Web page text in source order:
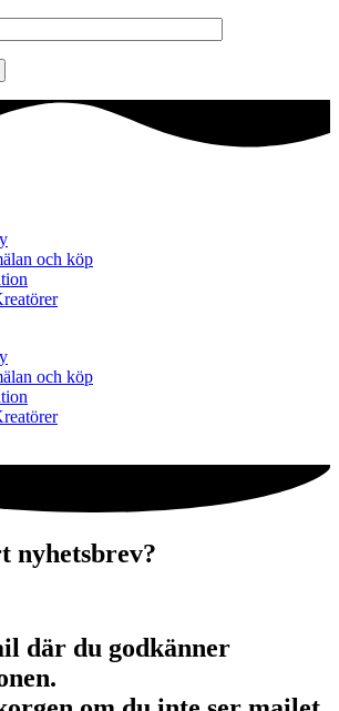
och köp
och köp
nyhetsbrev?
där du godkänner